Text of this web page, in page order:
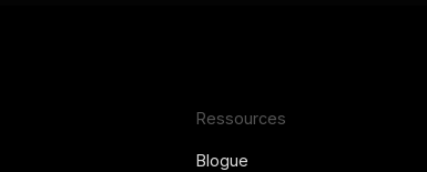
Ressources
Blogue